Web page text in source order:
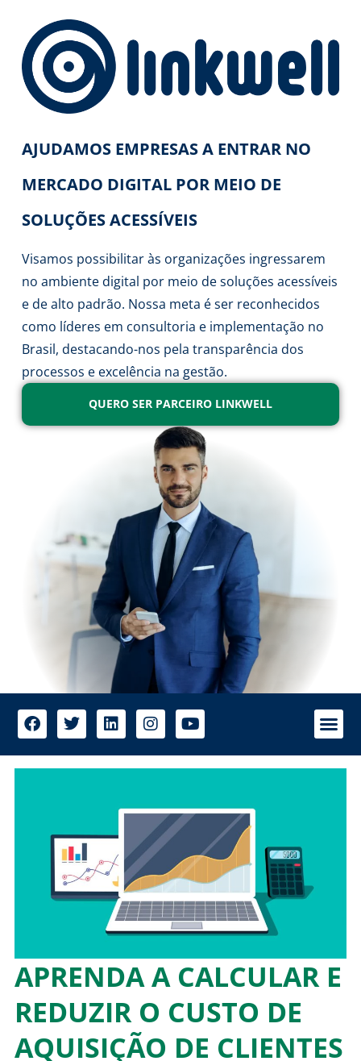
AJUDAMOS EMPRESAS A ENTRAR NO
MERCADO DIGITAL POR MEIO DE
SOLUÇÕES ACESSÍVEIS
Visamos possibilitar às organizações ingressarem
no ambiente digital por meio de soluções acessíveis
e de alto padrão. Nossa meta é ser reconhecidos
como líderes em consultoria e implementação no
Brasil, destacando-nos pela transparência dos
processos e excelência na gestão.
QUERO SER PARCEIRO LINKWELL
APRENDA A CALCULAR E
REDUZIR O CUSTO DE
AQUISIÇÃO DE CLIENTES